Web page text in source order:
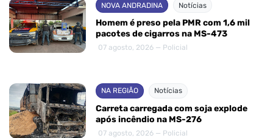
NOVA ANDRADINA Notícias
Homem é preso pela PMR com 1,6 mil
pacotes de cigarros na MS-473
07 agosto, 2026 — Policial
NA REGIÃO Notícias
Carreta carregada com soja explode
após incêndio na MS-276
07 agosto, 2026 — Policial